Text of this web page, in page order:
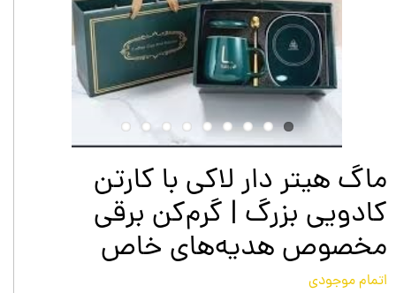
ماگ هیتر دار لاکی با کارتن
کادویی بزرگ | گرم‌کن برقی
مخصوص هدیه‌های خاص
اتمام موجودی